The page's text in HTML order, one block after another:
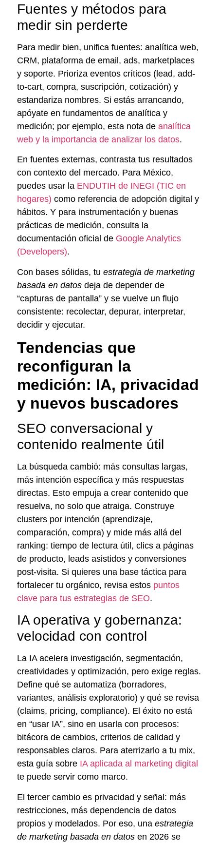
Fuentes y métodos para
medir sin perderte
Para medir bien, unifica fuentes: analítica web,
CRM, plataforma de email, ads, marketplaces
y soporte. Prioriza eventos críticos (lead, add-
to-cart, compra, suscripción, cotización) y
estandariza nombres. Si estás arrancando,
apóyate en fundamentos de analítica y
medición; por ejemplo, esta nota de analítica
web y la importancia de analizar los datos.
En fuentes externas, contrasta tus resultados
con contexto del mercado. Para México,
puedes usar la ENDUTIH de INEGI (TIC en
hogares) como referencia de adopción digital y
hábitos. Y para instrumentación y buenas
prácticas de medición, consulta la
documentación oficial de Google Analytics
(Developers).
Con bases sólidas, tu estrategia de marketing
basada en datos deja de depender de
“capturas de pantalla” y se vuelve un flujo
consistente: recolectar, depurar, interpretar,
decidir y ejecutar.
Tendencias que
reconfiguran la
medición: IA, privacidad
y nuevos buscadores
SEO conversacional y
contenido realmente útil
La búsqueda cambió: más consultas largas,
más intención específica y más respuestas
directas. Esto empuja a crear contenido que
resuelva, no solo que atraiga. Construye
clusters por intención (aprendizaje,
comparación, compra) y mide más allá del
ranking: tiempo de lectura útil, clics a páginas
de producto, leads asistidos y conversiones
post-visita. Si quieres una base táctica para
fortalecer tu orgánico, revisa estos puntos
clave para tus estrategias de SEO.
IA operativa y gobernanza:
velocidad con control
La IA acelera investigación, segmentación,
creatividades y optimización, pero exige reglas.
Define qué se automatiza (borradores,
variantes, análisis exploratorio) y qué se revisa
(claims, pricing, compliance). El éxito no está
en “usar IA”, sino en usarla con procesos:
bitácora de cambios, criterios de calidad y
responsables claros. Para aterrizarlo a tu mix,
esta guía sobre IA aplicada al marketing digital
te puede servir como marco.
El tercer cambio es privacidad y señal: más
restricciones, más dependencia de datos
propios y modelados. Por eso, una estrategia
de marketing basada en datos en 2026 se